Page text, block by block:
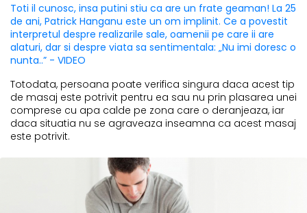
Toti il cunosc, insa putini stiu ca are un frate geaman! La 25
de ani, Patrick Hanganu este un om implinit. Ce a povestit
interpretul despre realizarile sale, oamenii pe care ii are
alaturi, dar si despre viata sa sentimentala: „Nu imi doresc o
nunta..” - VIDEO
Totodata, persoana poate verifica singura daca acest tip
de masaj este potrivit pentru ea sau nu prin plasarea unei
comprese cu apa calde pe zona care o deranjeaza, iar
daca situatia nu se agraveaza inseamna ca acest masaj
este potrivit.